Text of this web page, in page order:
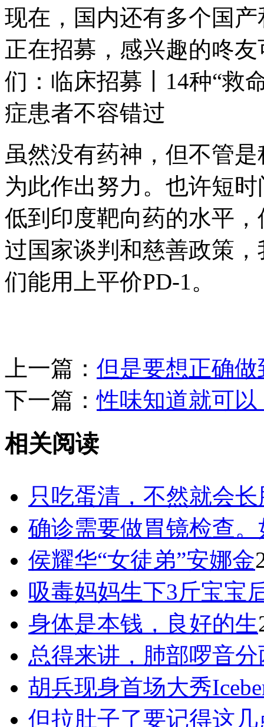
现在，国内还有多个国
正在招募，感兴趣的咚
们：临床招募丨14种“救
症患者不容错过
虽然没有药神，但不管
为此作出努力。也许短
低到印度靶向药的水平
过国家谈判和慈善政策
们能用上平价PD-1。
上一篇： 但是要想正确
下一篇：性味知道就可
相关阅读
只吃蛋清，不然就会长
确诊需要做胃镜检查。
侯耀华“女徒弟”安娜金
吸毒妈妈生下3斤宝宝
身体是本钱，良好的生
总得来讲，肺部啰音分
胡兵现身首场大秀
但拉肚子了要记得这几